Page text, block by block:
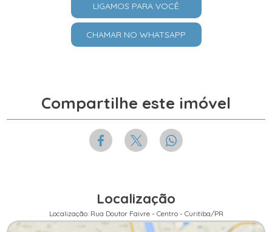
LIGAMOS PARA VOCÊ
CHAMAR NO WHATSAPP
Compartilhe este imóvel
Localização
Localização: Rua Doutor Faivre - Centro - Curitiba/PR